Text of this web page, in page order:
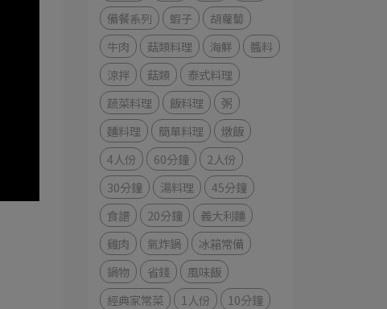
備餐系列
蝦子
胡蘿蔔
牛肉
菇類料理 海鮮
醬料
涼拌
菇類
泰式料理
蔬菜料理
飯料理
粥
麵料理
簡單料理
燉飯
4人份
60分鐘
2人份
30分鐘
湯料理
45分鐘
食譜
20分鐘
義大利麵
雞肉
氣炸鍋
冰箱常備
鍋物
省錢
風味飯
經典家常菜
1人份
10分鐘